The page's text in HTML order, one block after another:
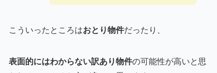
こういったところはおとり物件だったり、
表面的にはわからない訳あり物件の可能性が高いと思